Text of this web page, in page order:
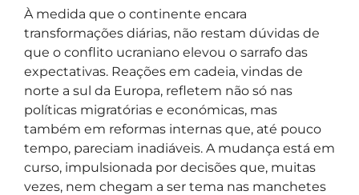
À medida que o continente encara
transformações diárias, não restam dúvidas de
que o conflito ucraniano elevou o sarrafo das
expectativas. Reações em cadeia, vindas de
norte a sul da Europa, refletem não só nas
políticas migratórias e económicas, mas
também em reformas internas que, até pouco
tempo, pareciam inadiáveis. A mudança está em
curso, impulsionada por decisões que, muitas
vezes, nem chegam a ser tema nas manchetes